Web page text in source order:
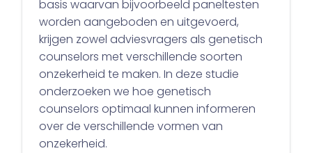
basis waarvan bijvoorbeeld paneltesten
worden aangeboden en uitgevoerd,
krijgen zowel adviesvragers als genetisch
counselors met verschillende soorten
onzekerheid te maken. In deze studie
onderzoeken we hoe genetisch
counselors optimaal kunnen informeren
over de verschillende vormen van
onzekerheid.